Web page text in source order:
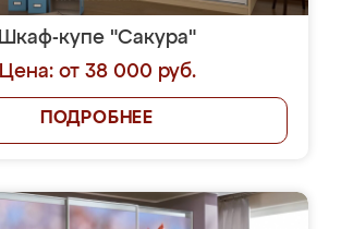
Шкаф-купе "Сакура"
Цена: от 38 000 руб.
ПОДРОБНЕЕ